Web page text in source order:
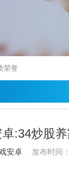
荣誉
:34炒股养
安卓 发布时间